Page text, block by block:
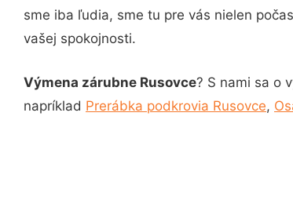
sme iba ľudia, sme tu pre vás nielen
vašej spokojnosti.
Výmena zárubne Rusovce? S nami sa o
napríklad Prerábka podkrovia Rusovce,